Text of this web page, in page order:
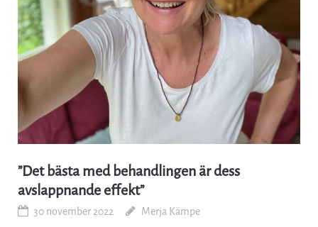
”Det bästa med behandlingen är dess
avslappnande effekt”
30 november 2022
Merja Kämpe